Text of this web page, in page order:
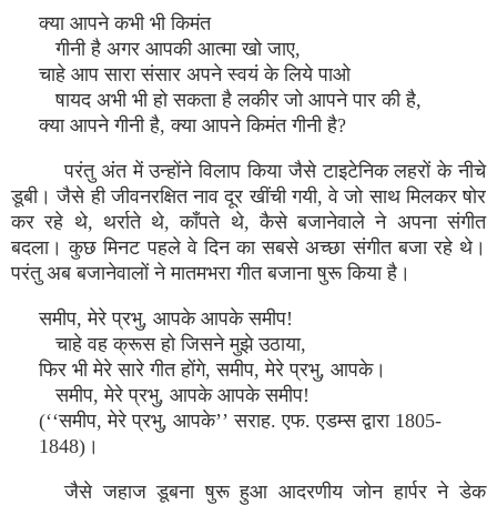
क्या आपने कभी भी किमंत
गीनी है अगर आपकी आत्मा खो जाए,
चाहे आप सारा संसार अपने स्वयं के लिये पाओ
षायद अभी भी हो सकता है लकीर जो आपने पार की है,
क्या आपने गीनी है, क्या आपने किमंत गीनी है?
परंतु अंत में उन्होंने विलाप किया जैसे टाइटेनिक लहरों के नीचे
डूबी। जैसे ही जीवनरक्षित नाव दूर खींची गयी, वे जो साथ मिलकर षोर
कर रहे थे, थर्राते थे, काँपते थे, कैसे बजानेवाले ने अपना संगीत
बदला। कुछ मिनट पहले वे दिन का सबसे अच्छा संगीत बजा रहे थे।
परंतु अब बजानेवालों ने मातमभरा गीत बजाना षुरू किया है।
समीप, मेरे प्रभु, आपके आपके समीप!
चाहे वह क्रूस हो जिसने मुझे उठाया,
फिर भी मेरे सारे गीत होंगे, समीप, मेरे प्रभु, आपके।
समीप, मेरे प्रभु, आपके आपके समीप!
(‘‘समीप, मेरे प्रभु, आपके’’ सराह. एफ. एडम्स द्वारा 1805-
1848)।
जैसे जहाज डूबना षुरू हुआ आदरणीय जोन हार्पर ने डेक